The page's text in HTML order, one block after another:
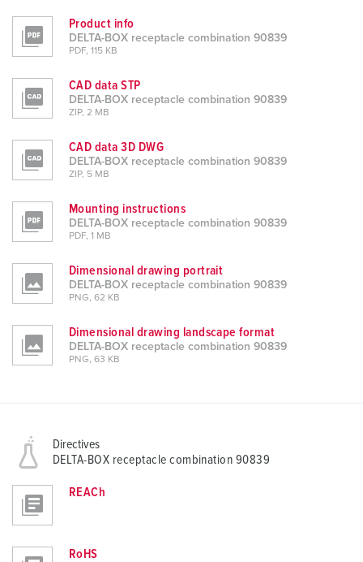
l
Product info
DELTA-BOX receptacle combination 90839
PDF, 115 KB
CAD data STP
DELTA-BOX receptacle combination 90839
ZIP, 2 MB
CAD data 3D DWG
DELTA-BOX receptacle combination 90839
ZIP, 5 MB
Mounting instructions
DELTA-BOX receptacle combination 90839
PDF, 1 MB
Dimensional drawing portrait
DELTA-BOX receptacle combination 90839
PNG, 62 KB
Dimensional drawing landscape format
DELTA-BOX receptacle combination 90839
PNG, 63 KB
Directives
DELTA-BOX receptacle combination 90839
REACh
RoHS